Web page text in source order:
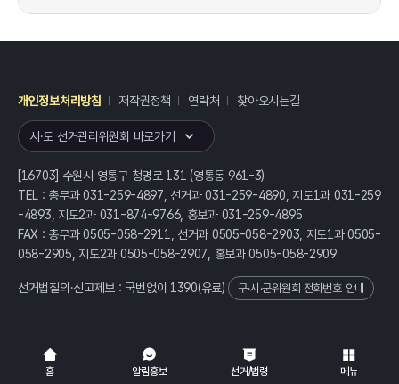
홈 알림홍보 선거/법령 메뉴
개인정보처리방침 저작권정책 연락처 찾아오시는길
시·도 선거관리위원회 바로가기
[16703] 수원시 영통구 청명로 131 (영통동 961-3)
TEL : 총무과 031-259-4897, 선거과 031-259-4890, 지도1과 031-259
-4893, 지도2과 031-874-9766, 홍보과 031-259-4895
FAX : 총무과 0505-058-2911, 선거과 0505-058-2903, 지도1과 0505-
058-2905, 지도2과 0505-058-2907, 홍보과 0505-058-2909
선거법질의·신고제보 : 국번없이 1390(유료) 구·시·군위원회 전화번호 안내